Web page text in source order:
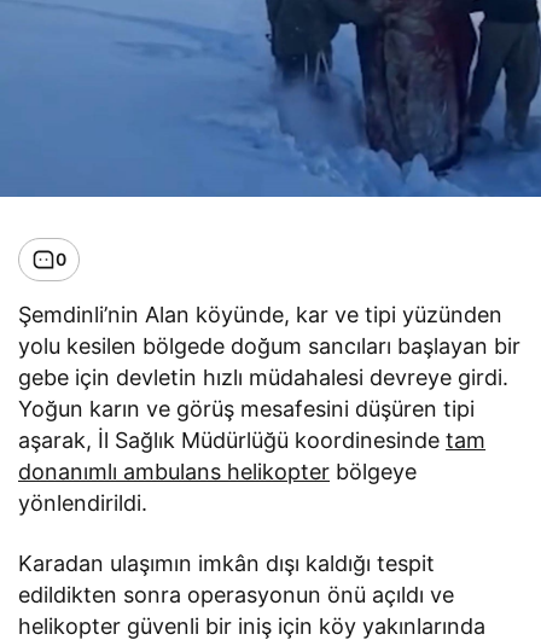
0
Şemdinli’nin Alan köyünde, kar ve tipi yüzünden
yolu kesilen bölgede doğum sancıları başlayan bir
gebe için devletin hızlı müdahalesi devreye girdi.
Yoğun karın ve görüş mesafesini düşüren tipi
aşarak, İl Sağlık Müdürlüğü koordinesindetam
donanımlı ambulans helikopter bölgeye
yönlendirildi.
Karadan ulaşımın imkân dışı kaldığı tespit
edildikten sonra operasyonun önü açıldı ve
helikopter güvenli bir iniş için köy yakınlarında